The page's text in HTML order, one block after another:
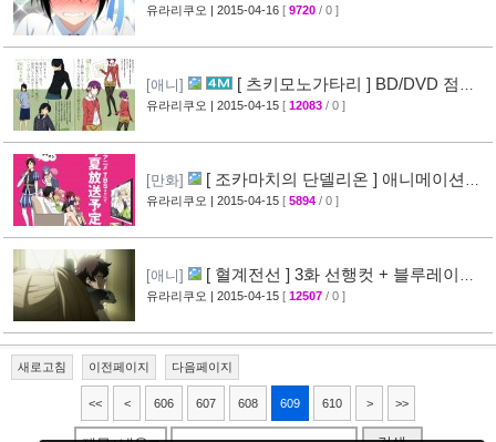
개 [31]
유라리쿠오 | 2015-04-16 [ 9720 / 0 ]
[애니]
[ 츠키모노가타리 ] BD/DVD 점포
특전 일러스트 공개
[35]
유라리쿠오 | 2015-04-15 [ 12083 / 0 ]
[만화]
[ 조카마치의 단델리온 ] 애니메이션화
결정 [24]
유라리쿠오 | 2015-04-15 [ 5894 / 0 ]
[애니]
[ 혈계전선 ] 3화 선행컷 + 블루레이
CM 영상 공개 [20]
유라리쿠오 | 2015-04-15 [ 12507 / 0 ]
새로고침 이전페이지 다음페이지
<< < 606 607 608 609 610 > >>